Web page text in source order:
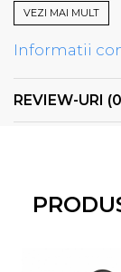
VEZI MAI MULT
Informatii
REVIEW-URI